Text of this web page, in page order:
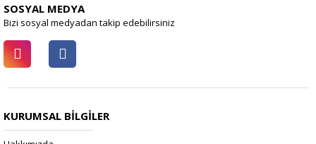
SOSYAL MEDYA
Bizi sosyal medyadan takip edebilirsiniz
KURUMSAL BİLGİLER